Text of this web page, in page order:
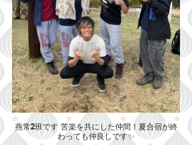
燕常2班です 苦楽を共にした仲間！夏合宿が終
わっても仲良しです✨